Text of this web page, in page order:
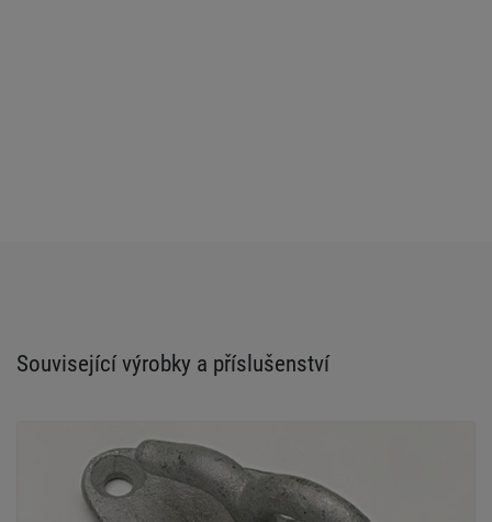
Související výrobky a příslušenství